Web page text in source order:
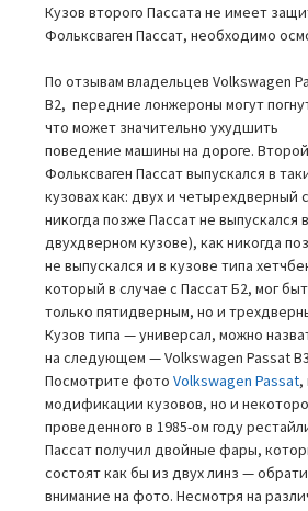
Кузов второго Пассата не имеет
Фольксваген Пассат, необходимо
По отзывам владельцев Volkswagen
B2, передние лонжероны могут
что может значительно ухудшить
поведение машины на дороге. Второй
Фольксваген Пассат выпускался в
кузовах как: двух и четырехдверный
никогда позже Пассат не выпускался в
двухдверном кузове), как никогда
не выпускался и в кузове типа
который в случае с Пассат Б2, мог
только пятидверным, но и
Кузов типа — универсал, можно
на следующем — Volkswagen Passat
Посмотрите фотоVolkswagen Passat,
модификации кузовов, но и
проведенного в 1985-ом году
Пассат получил двойные фары,
состоят как бы из двух линз —
внимание на фото. Несмотря на